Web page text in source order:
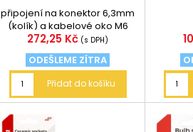
připojení na konektor 6,3mm
(kolík) a kabelové oko M6
délka přívodního vodiče cca
18cm
Cena
272,25 Kč (s DPH)
ODEŠLEME ZÍTRA
Přidat do košíku